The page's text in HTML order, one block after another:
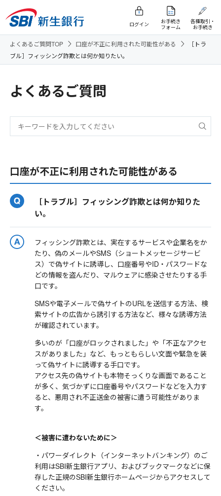
ログイン
お手続き
フォーム
各種取引・
お手続き
よくあるご質問TOP 口座が不正に利用された可能性がある
［トラ
ブル］フィッシング詐欺とは何か知りたい。
よくあるご質問
口座が不正に利用された可能性がある
［トラブル］フィッシング詐欺とは何か知りた
い。
フィッシング詐欺とは、実在するサービスや企業名をか
たり、偽のメールやSMS（ショートメッセージサービ
ス）で偽サイトに誘導し、口座番号やID・パスワードな
どの情報を盗んだり、マルウェアに感染させたりする手
口です。
SMSや電子メールで偽サイトのURLを送信する方法、検
索サイトの広告から誘引する方法など、様々な誘導方法
が確認されています。
多いのが「口座がロックされました」や「不正なアクセ
スがありました」など、もっともらしい文面や緊急を装
って偽サイトに誘導する手口です。
アクセス先の偽サイトも本物そっくりな画面であること
が多く、気づかずに口座番号やパスワードなどを入力す
ると、悪用され不正送金の被害に遭う可能性がありま
す。
＜被害に遭わないために＞
・パワーダイレクト（インターネットバンキング）のご
利用はSBI新生銀行アプリ、およびブックマークなどに保
存した正規のSBI新生銀行ホームページからアクセスして
ください。